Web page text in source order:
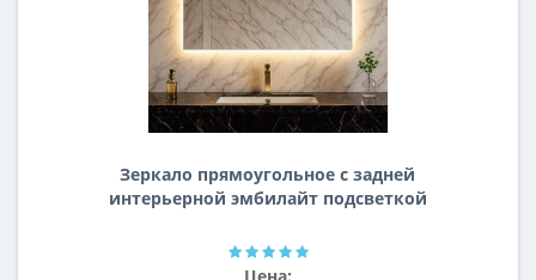
Зеркало прямоугольное с задней
интерьерной эмбилайт подсветкой